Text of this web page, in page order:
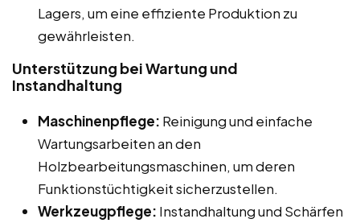
Lagers, um eine effiziente Produktion zu
gewährleisten.
Unterstützung bei Wartung und
Instandhaltung
Maschinenpflege: Reinigung und einfache
Wartungsarbeiten an den
Holzbearbeitungsmaschinen, um deren
Funktionstüchtigkeit sicherzustellen.
Werkzeugpflege: Instandhaltung und Schärfen